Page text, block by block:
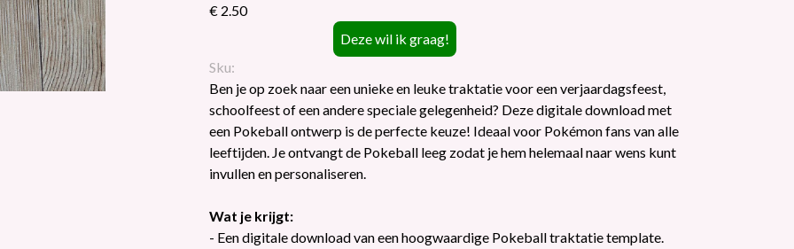
€ 2.50
Sku:
Ben je op zoek naar een unieke en leuke traktatie voor een verjaardagsfeest,
schoolfeest of een andere speciale gelegenheid? Deze digitale download met
een Pokeball ontwerp is de perfecte keuze! Ideaal voor Pokémon fans van alle
leeftijden. Je ontvangt de Pokeball leeg zodat je hem helemaal naar wens kunt
invullen en personaliseren.
Wat je krijgt:
- Een digitale download van een hoogwaardige Pokeball traktatie template.